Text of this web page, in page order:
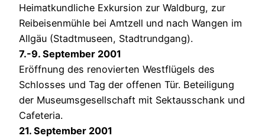
Heimatkundliche Exkursion zur Waldburg, zur
Reibeisenmühle bei Amtzell und nach Wangen im
Allgäu (Stadtmuseen, Stadtrundgang).
7.-9. September 2001
Eröffnung des renovierten Westflügels des
Schlosses und Tag der offenen Tür. Beteiligung
der Museumsgesellschaft mit Sektausschank und
Cafeteria.
21. September 2001